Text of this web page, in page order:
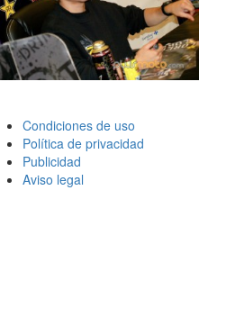
Condiciones de uso
Política de privacidad
Publicidad
Aviso legal